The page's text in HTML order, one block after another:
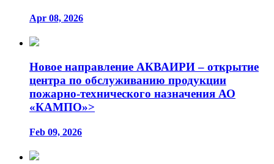
Apr 08, 2026
Новое направление АКВАИРИ – открытие
центра по обслуживанию продукции
пожарно-технического назначения АО
«КАМПО»>
Feb 09, 2026